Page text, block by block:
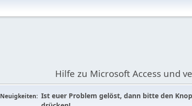
Hilfe zu Microsoft Access und
Neuigkeiten: Ist euer Problem gelöst, dann bitte den